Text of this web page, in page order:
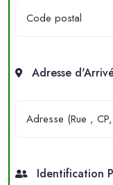
Adresse
Identification